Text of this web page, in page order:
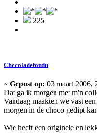
225
Chocoladefondu
« Gepost op: 03 maart 2006,
Dat ga ik morgen met m'n
Vandaag maakten we vast
morgen in de choco gedipt
Wie heeft een originele en